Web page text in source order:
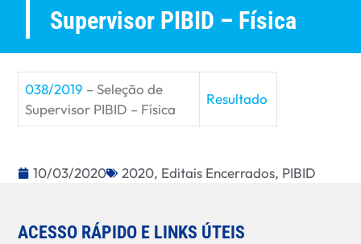
Supervisor PIBID – Física
038/2019 – Seleção de
Supervisor PIBID – Física
Resultado
10/03/2020 2020, Editais Encerrados, PIBID
ACESSO RÁPIDO E LINKS ÚTEIS